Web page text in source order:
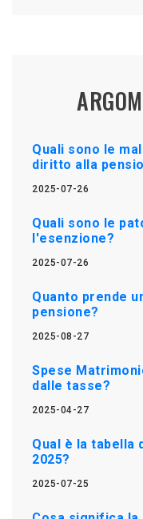
Quali sono le
diritto alla
2025-07-26
Quali sono le
l'esenzione?
2025-07-26
Quanto prende
pensione?
2025-08-27
Spese
dalle tasse?
2025-04-27
Qual è la tabella
2025?
2025-07-25